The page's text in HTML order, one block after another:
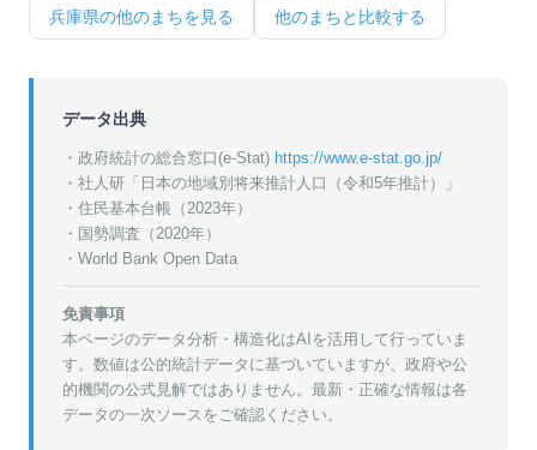
兵庫県の他のまちを見る 他のまちと比較する
データ出典
・政府統計の総合窓口(e-Stat) https://www.e-stat.go.jp/
・ 社人研「日本の地域別将来推計人口（令和5年推計）」
・ 住民基本台帳（2023年）
・ 国勢調査（2020年）
・World Bank Open Data
免責事項
本ページのデータ分析・構造化はAIを活用して行っていま
す。数値は公的統計データに基づいていますが、政府や公
的機関の公式見解ではありません。最新・正確な情報は各
データの一次ソースをご確認ください。